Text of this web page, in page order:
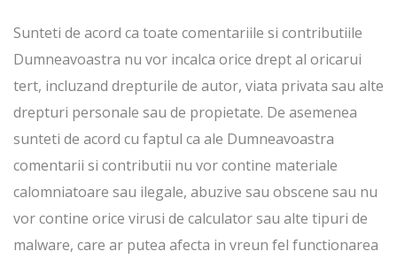
Sunteti de acord ca toate comentariile si contributiile
Dumneavoastra nu vor incalca orice drept al oricarui
tert, incluzand drepturile de autor, viata privata sau alte
drepturi personale sau de propietate. De asemenea
sunteti de acord cu faptul ca ale Dumneavoastra
comentarii si contributii nu vor contine materiale
calomniatoare sau ilegale, abuzive sau obscene sau nu
vor contine orice virusi de calculator sau alte tipuri de
malware, care ar putea afecta in vreun fel functionarea